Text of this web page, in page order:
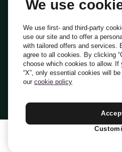
About Us
Everli News
Domande frequenti
Lavora con noi
Diventa Shopper
Investitori
PrivacyCookie
Termini e
Indirizzo PEC: everli@pec.it -
We use
We use first- and third-party
use our site and to offer a
with tailored offers and services.
agree to all cookies. By clicking
choose which cookies to allow. If
“X”, only essential cookies will
our cookie policy